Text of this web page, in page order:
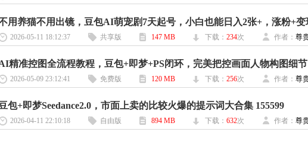
2026-05-11 18:12:37 共享版 147 MB 下载： 234次 作者： 尊
精准控图全流程教程，豆包+即梦+PS闭环，完美把控画面人物构图细节
2026-05-09 23:12:41 免费版 120 MB 下载： 256次 作者： 尊
包+即梦Seedance2.0，市面上卖的比较火爆的提示词大合集 155599
2026-04-11 22:10:18 自由版 894 MB 下载： 632次 作者： 尊